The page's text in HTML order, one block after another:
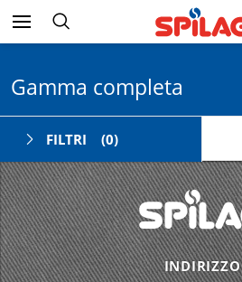
Gamma completa
FILTRI (0)
INDIRIZZO